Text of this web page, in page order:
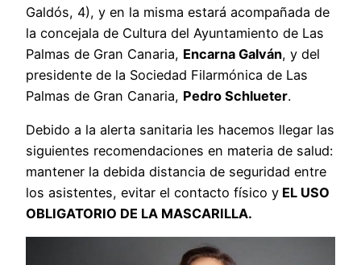
Galdós, 4), y en la misma estará acompañada de
la concejala de Cultura del Ayuntamiento de Las
Palmas de Gran Canaria, Encarna Galván, y del
presidente de la Sociedad Filarmónica de Las
Palmas de Gran Canaria, Pedro Schlueter.
Debido a la alerta sanitaria les hacemos llegar las
siguientes recomendaciones en materia de salud:
mantener la debida distancia de seguridad entre
los asistentes, evitar el contacto físico y EL USO
OBLIGATORIO DE LA MASCARILLA.